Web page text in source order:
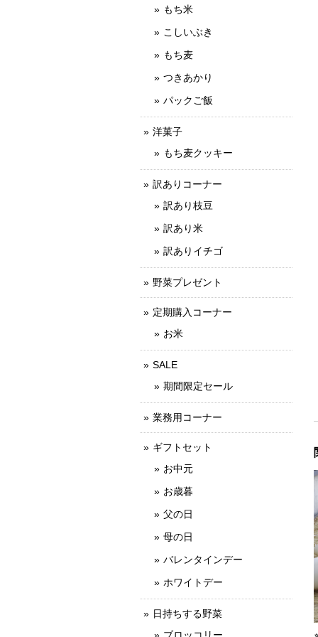
もち米
こしいぶき
もち麦
つきあかり
パックご飯
洋菓子
もち麦クッキー
訳ありコーナー
訳あり枝豆
訳あり米
訳ありイチゴ
野菜プレゼント
定期購入コーナー
お米
SALE
期間限定セール
業務用コーナー
ギフトセット
お中元
お歳暮
父の日
母の日
バレンタインデー
ホワイトデー
日持ちする野菜